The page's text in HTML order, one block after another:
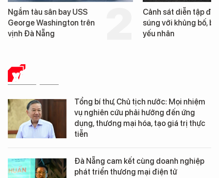
Ngắm tàu sân bay USS
George Washington trên
vịnh Đà Nẵng
Cảnh sát diễn tập
súng với khủng bố,
yếu nhân
XÃ HỘI SỐ
Tổng bí thư, Chủ tịch nước: Mọi nhiệm
vụ nghiên cứu phải hướng đến ứng
dụng, thương mại hóa, tạo giá trị thực
tiễn
Đà Nẵng cam kết cùng doanh nghiệp
phát triển thương mại điện tử